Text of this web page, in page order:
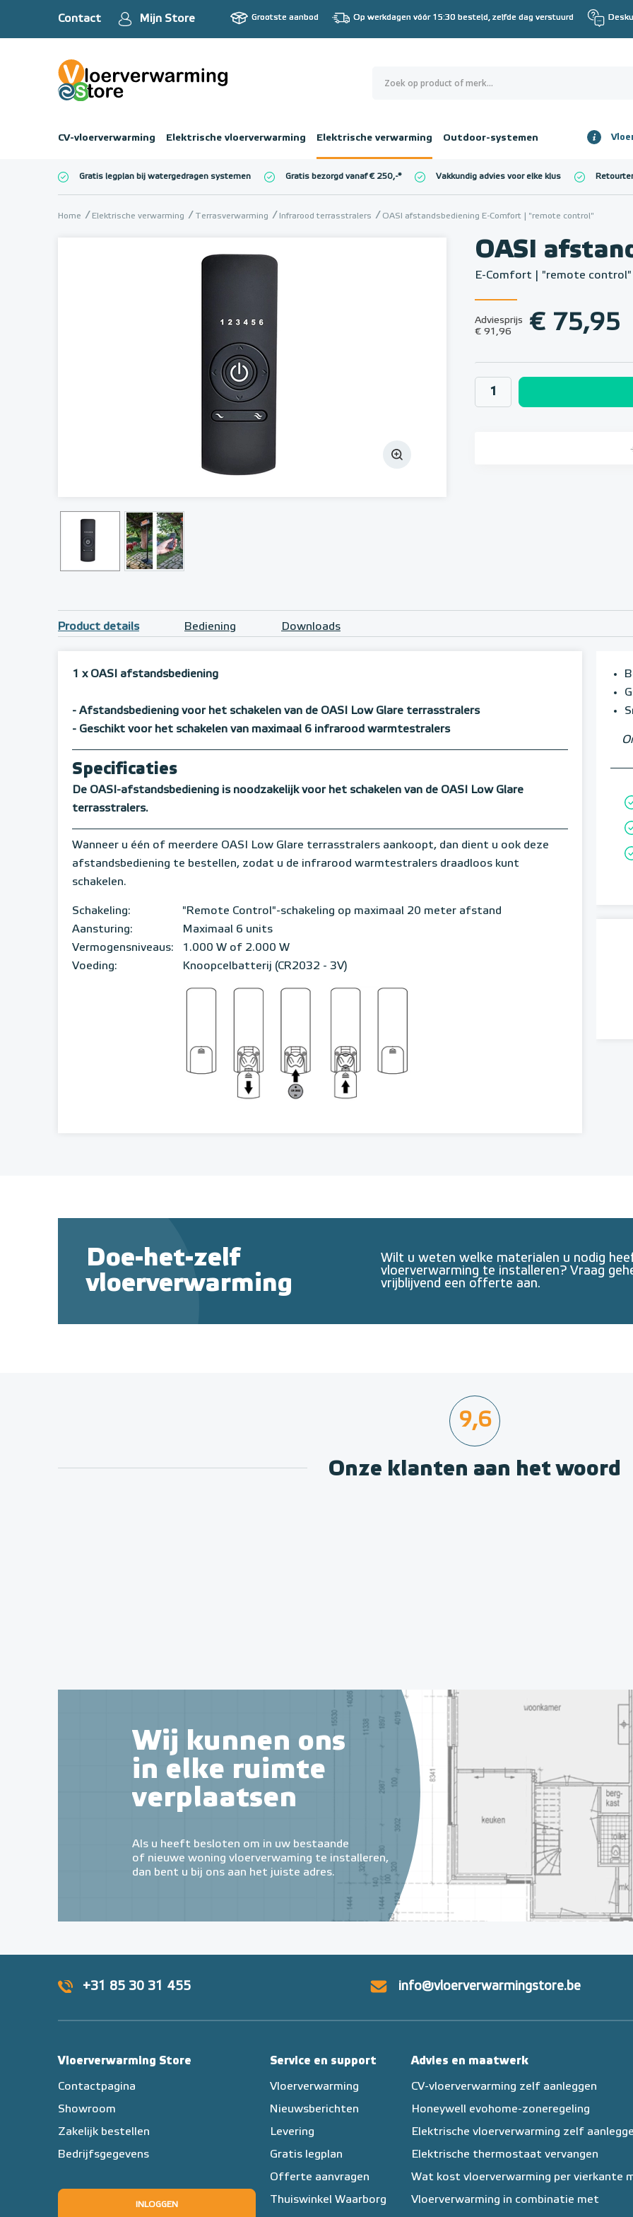
Contact Mijn Store Grootste aanbod Op werkdagen vóór 15:30 besteld, zelfde dag verstuurd
CV-vloerverwarming Elektrische vloerverwarming Elektrische verwarming Outdoor-systemen
€ 0,00
Gratis legplan bij watergedragen systemen Gratis bezorgd vanaf € 250,-* Vakkundig advies voor elke klus
Home Elektrische verwarming Terrasverwarming Infrarood terrasstralers OASI afstandsbediening E-Comfort | "remote control"
OASI
E-Comfort | "remote control"
Adviesprijs
€ 91,96
€ 75,95
Product details Bediening Downloads
1 x OASI afstandsbediening
- Afstandsbediening voor het schakelen van de OASI Low Glare terrasstralers
- Geschikt voor het schakelen van maximaal 6 infrarood warmtestralers
Specificaties
De OASI-afstandsbediening is noodzakelijk voor het schakelen van de OASI Low Glare
terrasstralers.
Wanneer u één of meerdere OASI Low Glare terrasstralers aankoopt, dan dient u ook deze
afstandsbediening te bestellen, zodat u de infrarood warmtestralers draadloos kunt
schakelen.
Schakeling:
"Remote Control"-schakeling op maximaal 20 meter afstand
Aansturing:
Maximaal 6 units
Vermogensniveaus:
1.000 W of 2.000 W
Voeding:
Knoopcelbatterij (CR2032 - 3V)
Doe-het-zelf
vloerverwarming
Wilt u weten welke materialen u nodig
vloerverwarming te installeren? Vraag
vrijblijvend een offerte aan.
9,6
Onze klanten aan het woord
Wij kunnen ons
in elke ruimte
verplaatsen
Als u heeft besloten om in uw bestaande
of nieuwe woning vloerverwaming te installeren,
dan bent u bij ons aan het juiste adres.
+31 85 30 31 455 info@vloerverwarmingstore.be
Vloerverwarming Store
Contactpagina
Showroom
Zakelijk bestellen
Bedrijfsgegevens
INLOGGEN
Service en support
Vloerverwarming
Nieuwsberichten
Levering
Gratis legplan
Offerte aanvragen
Thuiswinkel Waarborg
Advies en maatwerk
CV-vloerverwarming zelf aanleggen
Honeywell evohome-zoneregeling
Elektrische vloerverwarming zelf
Elektrische thermostaat vervangen
Wat kost vloerverwarming per vierkante
Vloerverwarming in combinatie met